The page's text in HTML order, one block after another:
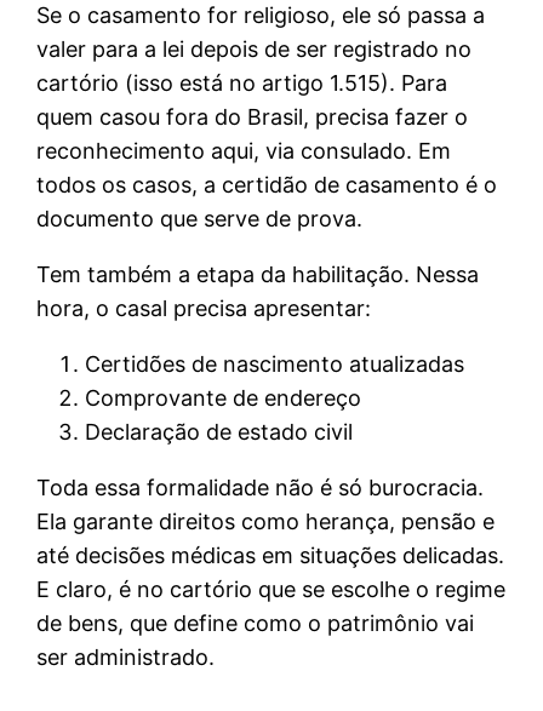
Se o casamento for religioso, ele só passa a
valer para a lei depois de ser registrado no
cartório (isso está no artigo 1.515). Para
quem casou fora do Brasil, precisa fazer o
reconhecimento aqui, via consulado. Em
todos os casos, a certidão de casamento é o
documento que serve de prova.
Tem também a etapa da habilitação. Nessa
hora, o casal precisa apresentar:
Certidões de nascimento atualizadas
Comprovante de endereço
Declaração de estado civil
Toda essa formalidade não é só burocracia.
Ela garante direitos como herança, pensão e
até decisões médicas em situações delicadas.
E claro, é no cartório que se escolhe o regime
de bens, que define como o patrimônio vai
ser administrado.